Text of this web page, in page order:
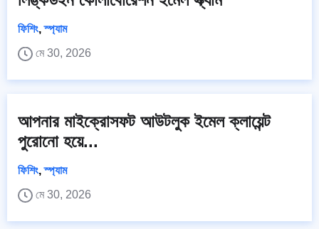
ফিশিং,স্প্যাম
মে 30, 2026
আপনার মাইক্রোসফট আউটলুক ইমেল ক্লায়েন্ট
পুরোনো হয়ে...
ফিশিং,স্প্যাম
মে 30, 2026